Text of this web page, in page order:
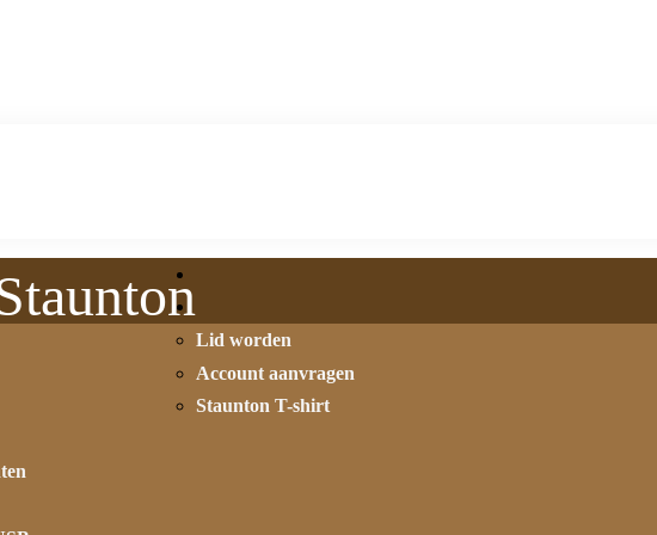
Lid worden
Account aanvragen
Staunton T-shirt